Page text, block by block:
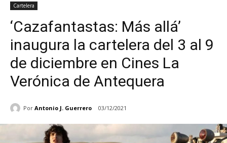
Cartelera
‘Cazafantastas: Más allá’
inaugura la cartelera del 3 al 9
de diciembre en Cines La
Verónica de Antequera
Por Antonio J. Guerrero 03/12/2021